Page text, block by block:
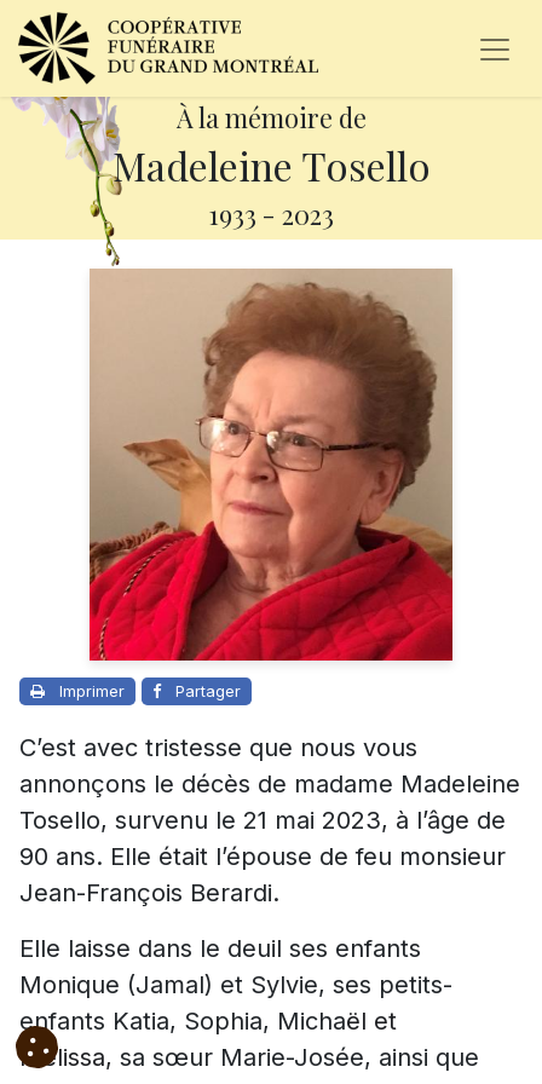
À la mémoire de
Madeleine Tosello
1933 - 2023
Imprimer Partager
C’est avec tristesse que nous vous
annonçons le décès de madame Madeleine
Tosello, survenu le 21 mai 2023, à l’âge de
90 ans. Elle était l’épouse de feu monsieur
Jean-François Berardi.
Elle laisse dans le deuil ses enfants
Monique (Jamal) et Sylvie, ses petits-
enfants Katia, Sophia, Michaël et
Mélissa, sa sœur Marie-Josée, ainsi que